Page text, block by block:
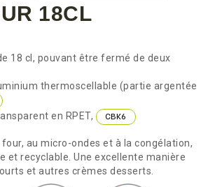
18CL
18 cl, pouvant être fermé de deux
thermoscellable (partie argentée
en RPET, CBK6
au micro-ondes et à la congélation,
et recyclable. Une excellente manière
et autres crèmes desserts.